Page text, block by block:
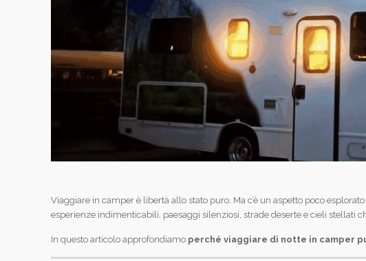
Viaggiare in camper è libertà allo stato puro. Ma c’è un aspetto poco
esperienze indimenticabili, paesaggi silenziosi, strade deserte e cieli stellati
In questo articolo approfondiamo perché viaggiare di notte in camper